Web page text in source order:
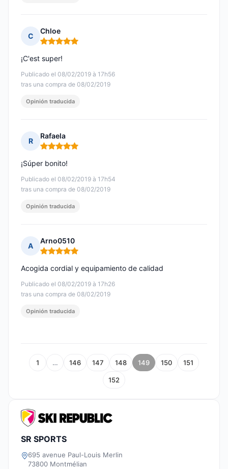
C
Chloe
Nota: 5 de 5
Publicado el 08/02/2019 à 17h56
tras una compra de 08/02/2019
¡C'est super!
Opinión traducida
R
Rafaela
Nota: 5 de 5
Publicado el 08/02/2019 à 17h54
tras una compra de 08/02/2019
¡Súper bonito!
Opinión traducida
A
Arno0510
Nota: 5 de 5
Publicado el 08/02/2019 à 17h26
tras una compra de 08/02/2019
Acogida cordial y equipamiento de calidad
Opinión traducida
1 … 146 147 148 149 150 151
152
SR SPORTS
695 avenue Paul-Louis Merlin
73800 Montmélian